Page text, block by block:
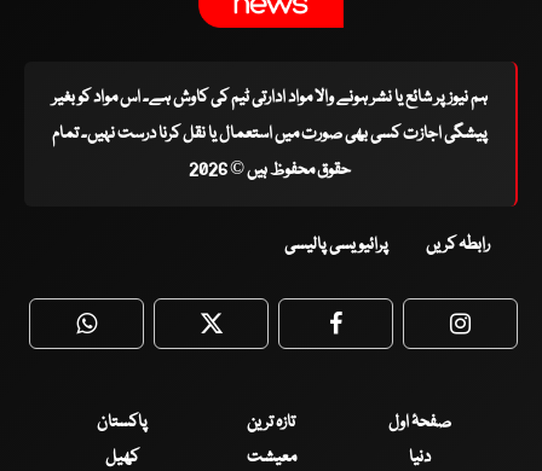
ہم نیوز پر شائع یا نشر ہونے والا مواد ادارتی ٹیم کی کاوش ہے۔ اس مواد کو بغیر
پیشگی اجازت کسی بھی صورت میں استعمال یا نقل کرنا درست نہیں۔ تمام
حقوق محفوظ ہیں © 2026
رابطہ کریں پرائیویسی پالیسی
WhatsApp Twitter Facebook
صفحۂ اول تازہ ترین
پاکستان
دنیا
معیشت کھیل